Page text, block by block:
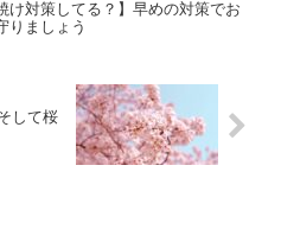
け対策してる？】早めの対策でお
りましょう
して桜